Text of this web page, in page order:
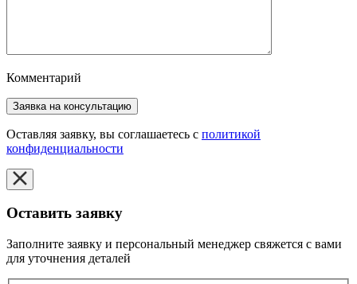
Комментарий
Оставляя заявку, вы соглашаетесь с политикой
конфиденциальности
Оставить заявку
Заполните заявку и персональный менеджер свяжется с вами
для уточнения деталей